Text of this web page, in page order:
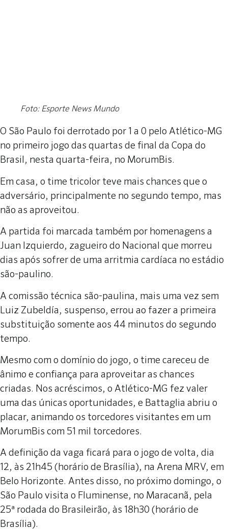
Foto: Esporte News Mundo
O São Paulo foi derrotado por 1 a 0 pelo Atlético-MG
no primeiro jogo das quartas de final da Copa do
Brasil, nesta quarta-feira, no MorumBis.
Em casa, o time tricolor teve mais chances que o
adversário, principalmente no segundo tempo, mas
não as aproveitou.
A partida foi marcada também por homenagens a
Juan Izquierdo, zagueiro do Nacional que morreu
dias após sofrer de uma arritmia cardíaca no estádio
são-paulino.
A comissão técnica são-paulina, mais uma vez sem
Luiz Zubeldía, suspenso, errou ao fazer a primeira
substituição somente aos 44 minutos do segundo
tempo.
Mesmo com o domínio do jogo, o time careceu de
ânimo e confiança para aproveitar as chances
criadas. Nos acréscimos, o Atlético-MG fez valer
uma das únicas oportunidades, e Battaglia abriu o
placar, animando os torcedores visitantes em um
MorumBis com 51 mil torcedores.
A definição da vaga ficará para o jogo de volta, dia
12, às 21h45 (horário de Brasília), na Arena MRV, em
Belo Horizonte. Antes disso, no próximo domingo, o
São Paulo visita o Fluminense, no Maracanã, pela
25ª rodada do Brasileirão, às 18h30 (horário de
Brasília).